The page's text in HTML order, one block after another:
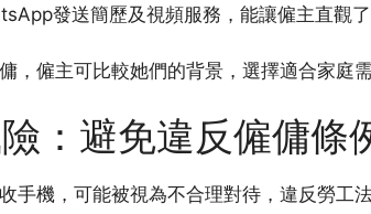
發送簡歷及視頻服務，能讓僱主直觀了
，僱主可比較她們的背景，選擇適合家庭需
：避免違反僱傭條
手機，可能被視為不合理對待，違反勞工